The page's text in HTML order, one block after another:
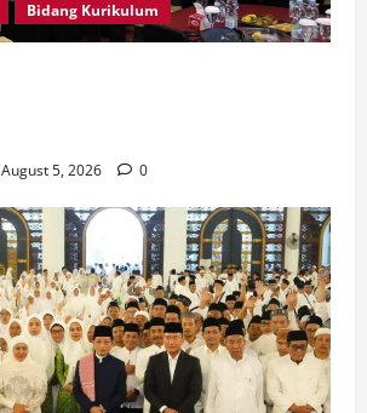
Bidang Kurikulum
August 5, 2026 0